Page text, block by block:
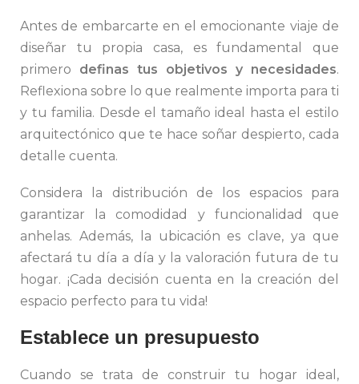
Antes de embarcarte en el emocionante viaje de
diseñar tu propia casa, es fundamental que
primero definas tus objetivos y necesidades.
Reflexiona sobre lo que realmente importa para ti
y tu familia. Desde el tamaño ideal hasta el estilo
arquitectónico que te hace soñar despierto, cada
detalle cuenta.
Considera la distribución de los espacios para
garantizar la comodidad y funcionalidad que
anhelas. Además, la ubicación es clave, ya que
afectará tu día a día y la valoración futura de tu
hogar. ¡Cada decisión cuenta en la creación del
espacio perfecto para tu vida!
Establece un presupuesto
Cuando se trata de construir tu hogar ideal,